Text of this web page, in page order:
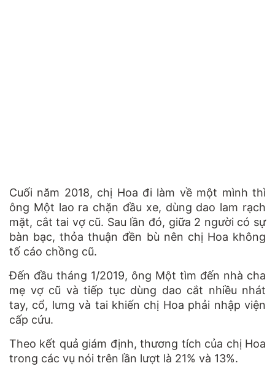
Cuối năm 2018, chị Hoa đi làm về một mình thì
ông Một lao ra chặn đầu xe, dùng dao lam rạch
mặt, cắt tai vợ cũ. Sau lần đó, giữa 2 người có sự
bàn bạc, thỏa thuận đền bù nên chị Hoa không
tố cáo chồng cũ.
Đến đầu tháng 1/2019, ông Một tìm đến nhà cha
mẹ vợ cũ và tiếp tục dùng dao cắt nhiều nhát
tay, cổ, lưng và tai khiến chị Hoa phải nhập viện
cấp cứu.
Theo kết quả giám định, thương tích của chị Hoa
trong các vụ nói trên lần lượt là 21% và 13%.